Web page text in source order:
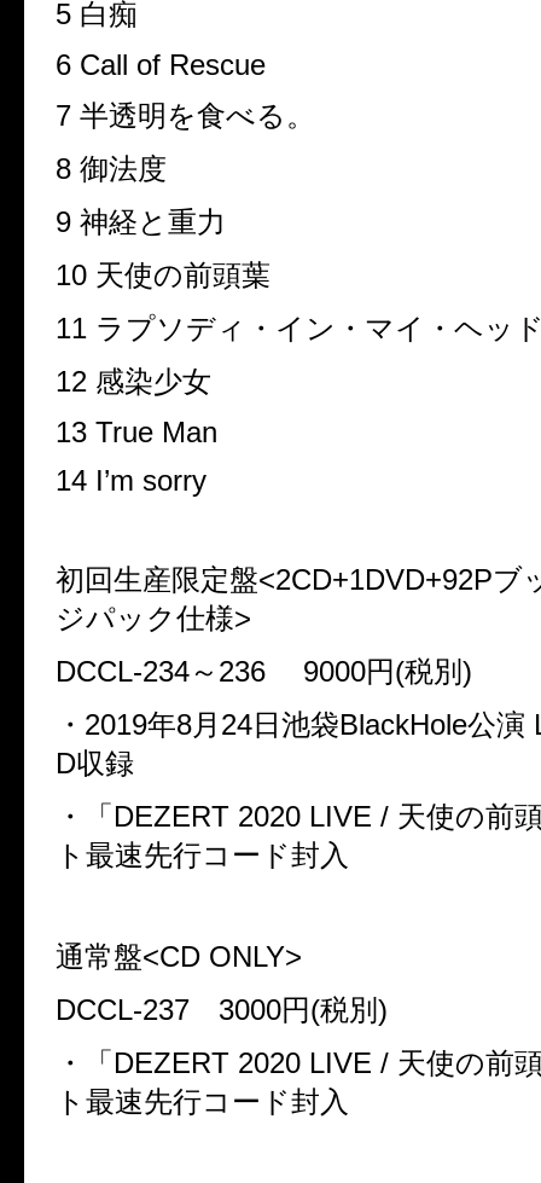
5 白痴
6 Call of Rescue
7 半透明を食べる。
8 御法度
9 神経と重力
10 天使の前頭葉
11 ラプソディ・イン・マイ・ヘッ
12 感染少女
13 True Man
14 I’m sorry
初回生産限定盤<2CD+1DVD+92Pブ
ジパック仕様>
DCCL-234～ 236 9000円(税別 )
・ 2019年8月 24日池袋BlackHole公演
D収録
・「 DEZERT 2020 LIVE / 天使の前
ト最速先行コード封入
通常盤<CD ONLY>
DCCL-237
3000円(税別 )
・「 DEZERT 2020 LIVE / 天使の前
ト最速先行コード封入